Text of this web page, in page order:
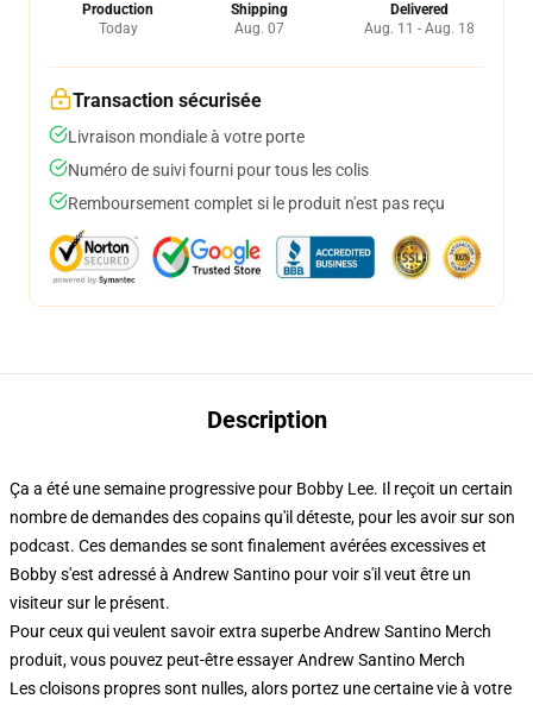
Production
Today
Shipping
Aug. 07
Delivered
Aug. 11 - Aug. 18
Transaction sécurisée
Livraison mondiale à votre porte
Numéro de suivi fourni pour tous les colis
Remboursement complet si le produit n'est pas reçu
Description
Ça a été une semaine progressive pour Bobby Lee. Il reçoit un certain
nombre de demandes des copains qu'il déteste, pour les avoir sur son
podcast. Ces demandes se sont finalement avérées excessives et
Bobby s'est adressé à Andrew Santino pour voir s'il veut être un
visiteur sur le présent.
Pour ceux qui veulent savoir extra superbe Andrew Santino Merch
produit, vous pouvez peut-être essayerAndrew Santino Merch
Les cloisons propres sont nulles, alors portez une certaine vie à votre